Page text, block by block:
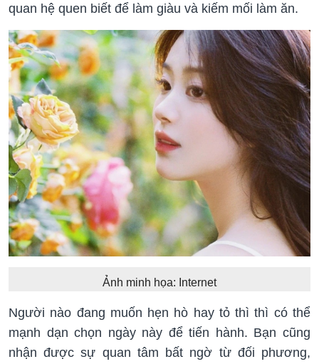
quan hệ quen biết để làm giàu và kiếm mối làm ăn.
Ảnh minh họa: Internet
Người nào đang muốn hẹn hò hay tỏ thì thì có thể
mạnh dạn chọn ngày này để tiến hành. Bạn cũng
nhận được sự quan tâm bất ngờ từ đối phương,